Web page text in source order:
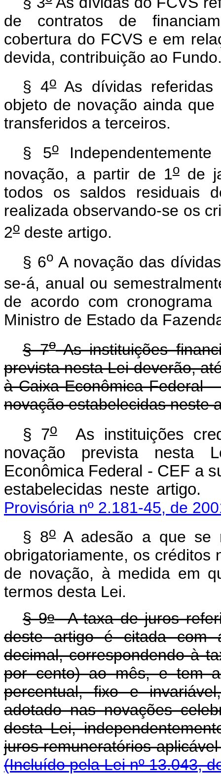
de contratos de
cobertura do FCVS e em
devida, contribuição ao
§ 4oAs dívidas referidas
objeto de novação ainda
transferidos a terceiros.
§ 5o
novação, a partir de 1ode
todos os saldos residuais
realizada observando-se os
2o deste artigo.
§ 6oA novação das
se-á, anual ou
de acordo com
Ministro de Estado da
§ 7oAs instituições
prevista nesta Lei deverão,
à Caixa Econômica Federal
novação estabelecidas neste
§ 7oAs instituições
novação prevista nesta
Econômica Federal - CEF a
estabelecidas neste
Provisória nº 2.181-45, de
§ 8oA adesão a que se
obrigatoriamente, os créditos
de novação, à medida em
termos desta Lei.
§ 9oA taxa de juros
deste artigo é citada com
decimal, correspondendo à
por cento) ao mês, e tem
percentual, fixo e
adotado nas novações
desta Lei,
juros remuneratórios
(Incluído pela Lei nº 13.043,